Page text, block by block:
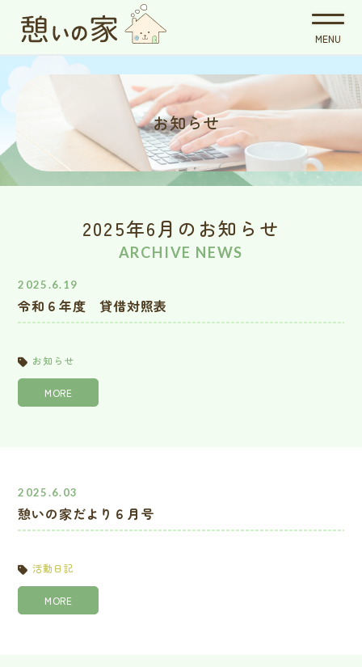
お知らせ
2025年6月のお知らせ
ARCHIVE NEWS
2025.6.19
令和６年度 貸借対照表
お知らせ
MORE
2025.6.03
憩いの家だより６月号
活動日記
MORE